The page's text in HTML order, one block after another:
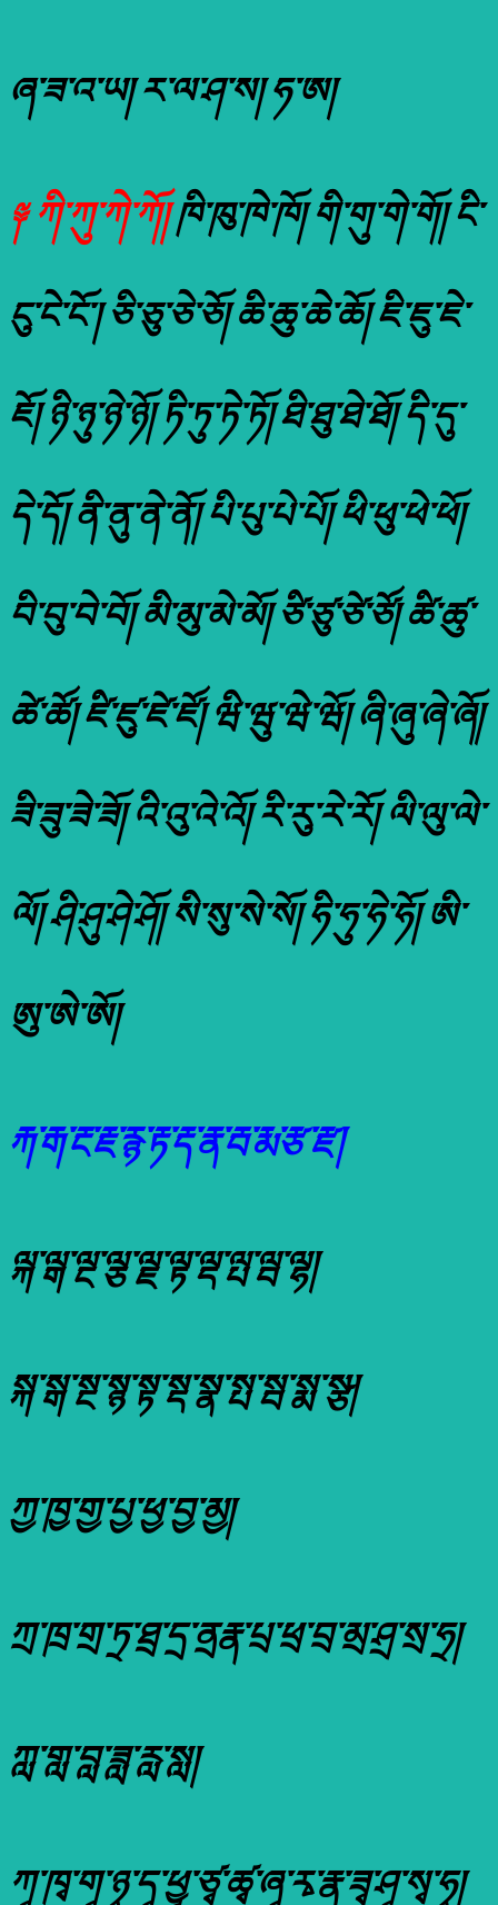
ཞ་ཟ་འ་ཡ། ར་ལ་ཤ་ས། ཧ་ཨ།
༈ ཀི་ཀུ་ཀེ་ཀོ།ཁི་ཁུ་ཁེ་ཁོ། གི་གུ་གེ་གོ། ངི་
ངུ་ངེ་ངོ་། ཅི་ཅུ་ཅེ་ཅོ། ཆི་ཆུ་ཆེ་ཆོ། ཇི་ཇུ་ཇེ་
ཇོ། ཉི་ཉུ་ཉེ་ཉོ། ཏི་ཏུ་ཏེ་ཏོ། ཐི་ཐུ་ཐེ་ཐོ། དི་དུ་
དེ་དོ། ནི་ནུ་ནེ་ནོ། པི་པུ་པེ་པོ། ཕི་ཕུ་ཕེ་ཕོ།
བི་བུ་བེ་བོ། མི་མུ་མེ་མོ། ཙི་ཙུ་ཙེ་ཙོ། ཚི་ཚུ་
ཚེ་ཚོ། ཛི་ཛུ་ཛེ་ཛོ། ཝི་ཝུ་ཝེ་ཝོ། ཞི་ཞུ་ཞེ་ཞོ།
ཟི་ཟུ་ཟེ་ཟོ། འི་འུ་འེ་འོ། རི་རུ་རེ་རོ། ལི་ལུ་ལེ་
ལོ། ཤི་ཤུ་ཤེ་ཤོ། སི་སུ་སེ་སོ། ཧི་ཧུ་ཧེ་ཧོ། ཨི་
ཨུ་ཨེ་ཨོ།
རྐ་རྒ་རྔ་རྗ་རྙ་རྟ་རྡ་རྣ་རྦ་རྨ་རྩ་རྫ།
ལྐ་ལྒ་ལྔ་ལྕ་ལྗ་ལྟ་ལྡ་ལྤ་ལྦ་ལྷ།
སྐ་སྒ་སྔ་སྙ་སྟ་སྡ་སྣ་སྤ་སྦ་སྨ་སྩ།
ཀྱ་ཁྱ་གྱ་པྱ་ཕྱ་བྱ་མྱ།
ཀྲ་ཁྲ་གྲ་ཏྲ་ཐྲ་དྲ་ནྲརྣ་པྲ་ཕྲ་བྲ་མྲ་ཤྲ་སྲ་ཧྲ།
ཀླ་གླ་བླ་ཟླ་རླ་སླ།
ཀྭ་ཁྭ་གྭ་ཉྭ་དྭ་ཕྱྭ་ཙྭ་ཚྭ་ཞྭ་རྭ་རྣ་ཟྭ་ཤྭ་སྭ་ཧྭ།